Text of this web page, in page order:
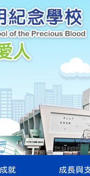
就 成長與